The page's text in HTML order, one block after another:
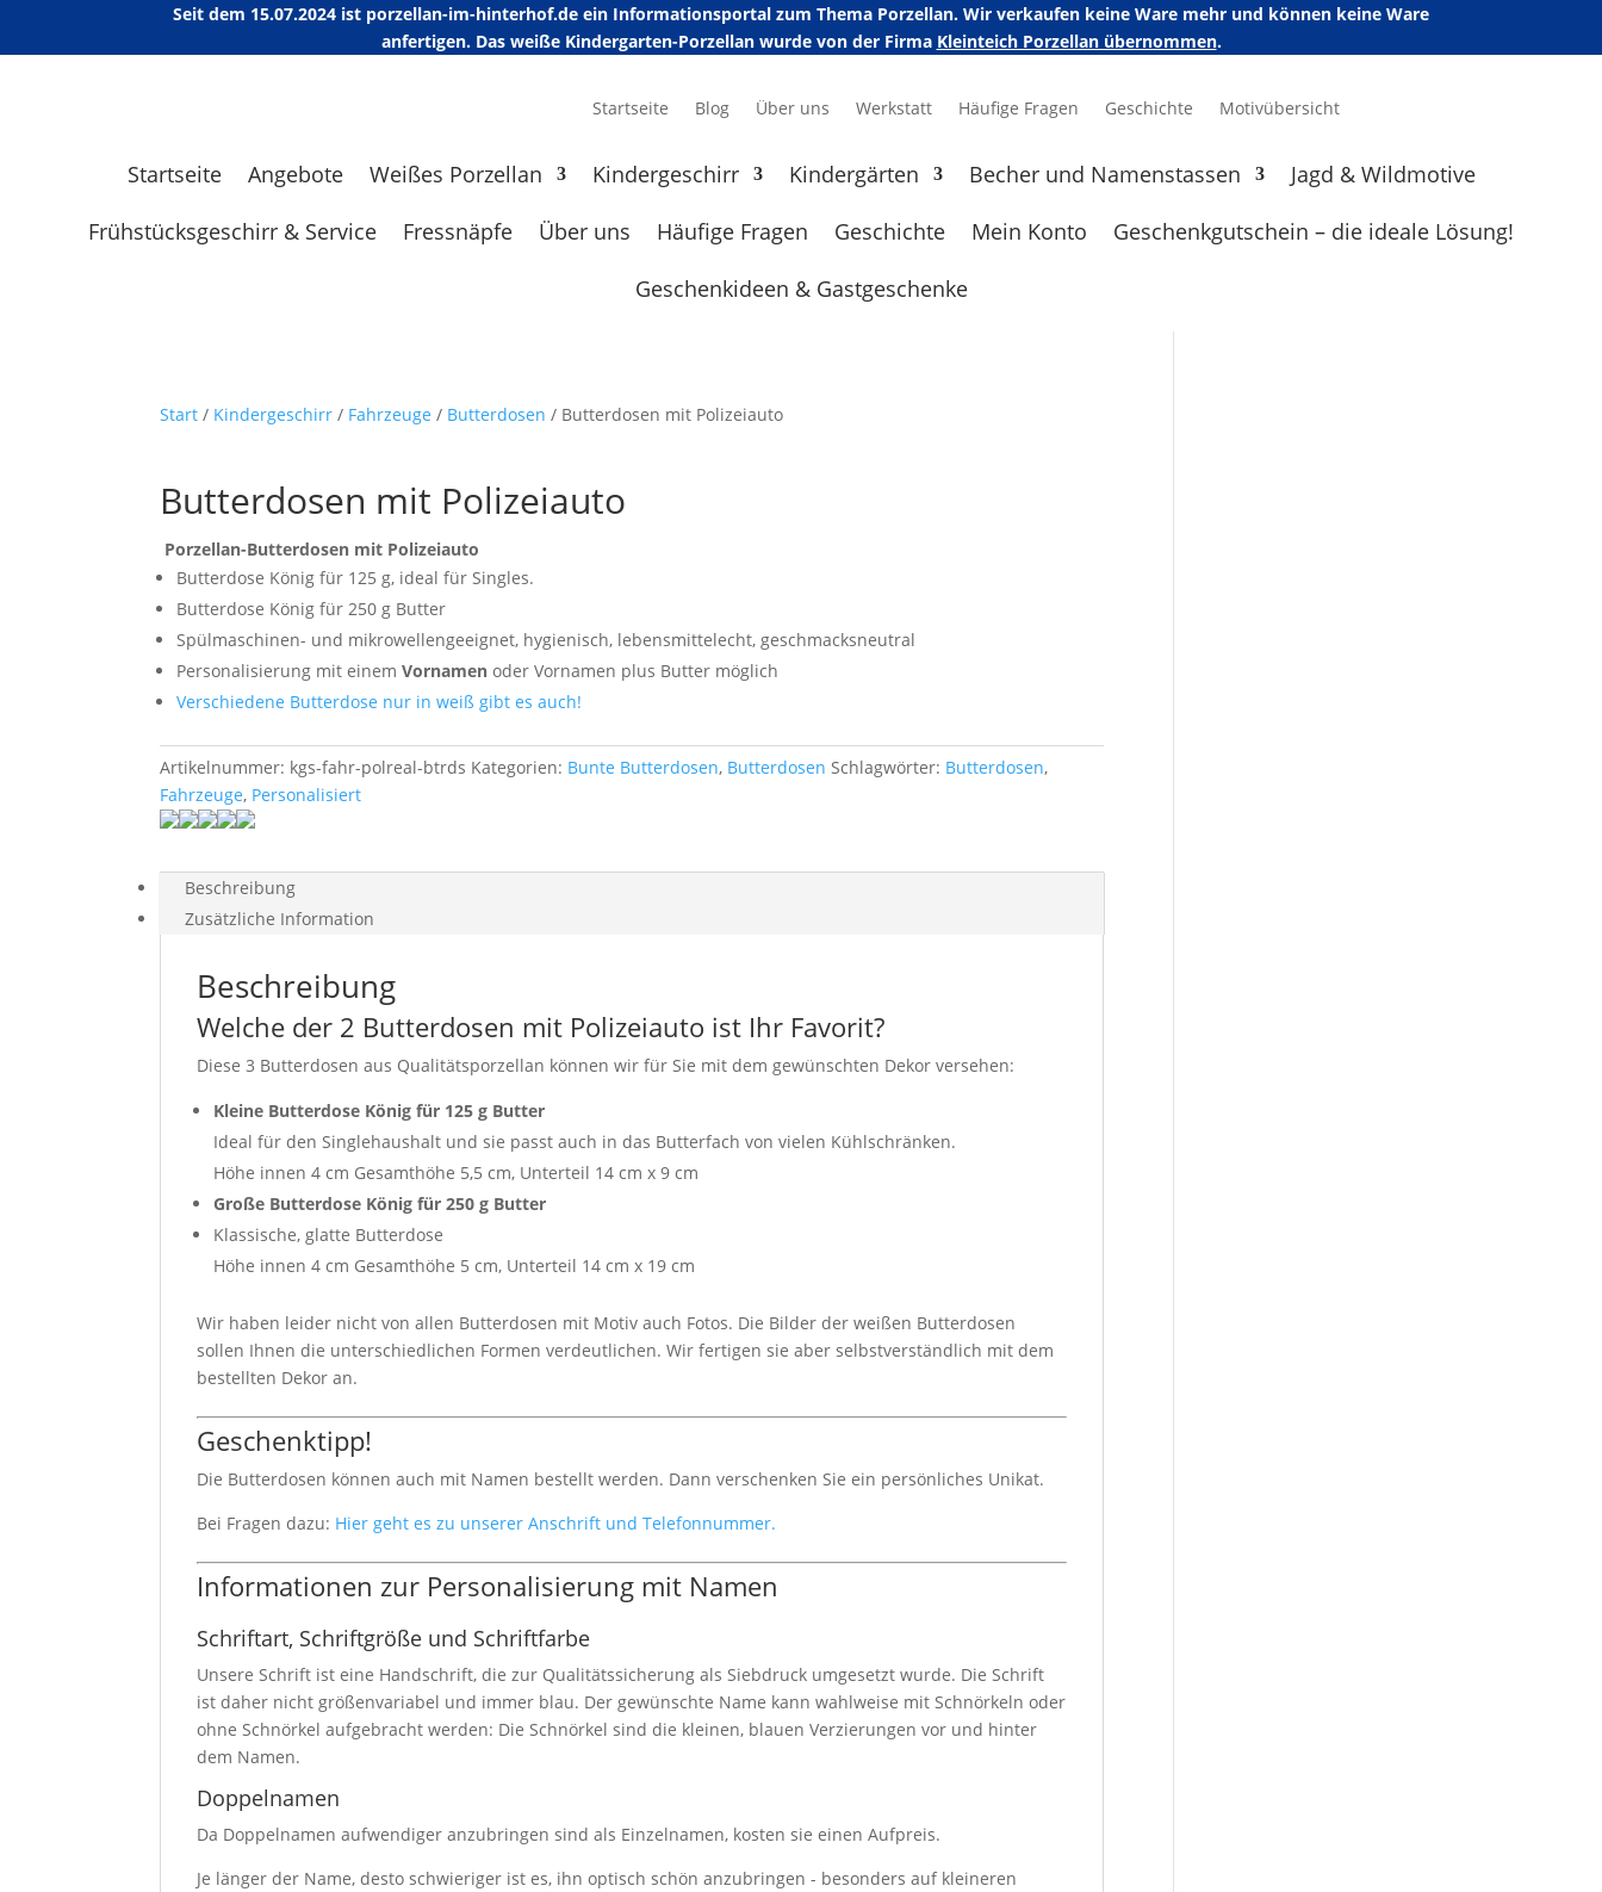
Seit dem 15.07.2024 ist porzellan-im-hinterhof.de ein Informationsportal zum Thema Porzellan. Wir verkaufen keine Ware mehr und können keine Ware
anfertigen. Das weiße Kindergarten-Porzellan wurde von der Firma Kleinteich Porzellan übernommen.
Startseite Blog Über uns Werkstatt Häufige Fragen Geschichte Motivübersicht
Startseite Angebote Weißes Porzellan Kindergeschirr Kindergärten Becher und Namenstassen
Jagd & Wildmotive
Frühstücksgeschirr & Service
Fressnäpfe Über uns Häufige Fragen Geschichte Mein Konto
Geschenkgutschein – die ideale Lösung!
Geschenkideen & Gastgeschenke
Start / Kindergeschirr / Fahrzeuge / Butterdosen / Butterdosen mit Polizeiauto
Butterdosen mit Polizeiauto
Porzellan-Butterdosen mit Polizeiauto
Butterdose König für 125 g, ideal für Singles.
Butterdose König für 250 g Butter
Spülmaschinen- und mikrowellengeeignet, hygienisch, lebensmittelecht, geschmacksneutral
Personalisierung mit einemVornamen oder Vornamen plus Butter möglich
Verschiedene Butterdose nur in weiß gibt es auch!
Artikelnummer: kgs-fahr-polreal-btrds Kategorien: Bunte Butterdosen, Butterdosen Schlagwörter: Butterdosen,
Fahrzeuge, Personalisiert
Beschreibung
Zusätzliche Information
Beschreibung
Welche der 2 Butterdosen mit Polizeiauto ist Ihr Favorit?
Diese 3 Butterdosen aus Qualitätsporzellan können wir für Sie mit dem gewünschten Dekor versehen:
Kleine Butterdose König für 125 g Butter
Ideal für den Singlehaushalt und sie passt auch in das Butterfach von vielen Kühlschränken.
Höhe innen 4 cm Gesamthöhe 5,5 cm, Unterteil 14 cm x 9 cm
Große Butterdose König für 250 g Butter
Klassische, glatte Butterdose
Höhe innen 4 cm Gesamthöhe 5 cm, Unterteil 14 cm x 19 cm
Wir haben leider nicht von allen Butterdosen mit Motiv auch Fotos. Die Bilder der weißen Butterdosen
sollen Ihnen die unterschiedlichen Formen verdeutlichen. Wir fertigen sie aber selbstverständlich mit dem
bestellten Dekor an.
Geschenktipp!
Die Butterdosen können auch mit Namen bestellt werden. Dann verschenken Sie ein persönliches Unikat.
Bei Fragen dazu: Hier geht es zu unserer Anschrift und Telefonnummer.
Informationen zur Personalisierung mit Namen
Schriftart, Schriftgröße und Schriftfarbe
Unsere Schrift ist eine Handschrift, die zur Qualitätssicherung als Siebdruck umgesetzt wurde. Die Schrift
ist daher nicht größenvariabel und immer blau. Der gewünschte Name kann wahlweise mit Schnörkeln oder
ohne Schnörkel aufgebracht werden: Die Schnörkel sind die kleinen, blauen Verzierungen vor und hinter
dem Namen.
Doppelnamen
Da Doppelnamen aufwendiger anzubringen sind als Einzelnamen, kosten sie einen Aufpreis.
Je länger der Name, desto schwieriger ist es, ihn optisch schön anzubringen - besonders auf kleineren